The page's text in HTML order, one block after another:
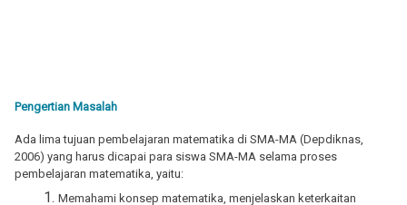
Pengertian Masalah
Ada lima tujuan pembelajaran matematika di SMA-MA (Depdiknas,
2006) yang harus dicapai para siswa SMA-MA selama proses
pembelajaran matematika, yaitu:
Memahami konsep matematika, menjelaskan keterkaitan